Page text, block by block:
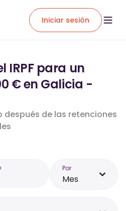
Iniciar sesión
IRPF para un
€ en Galicia -
de las retenciones
Por
Mes